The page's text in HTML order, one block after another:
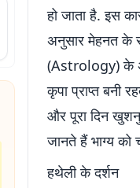
हो जाता है. इस
अनुसार मेहनत के
(Astrology) के
कृपा प्राप्त बनी
और पूरा दिन
जानते हैं भाग्य को
हथेली के दर्शन